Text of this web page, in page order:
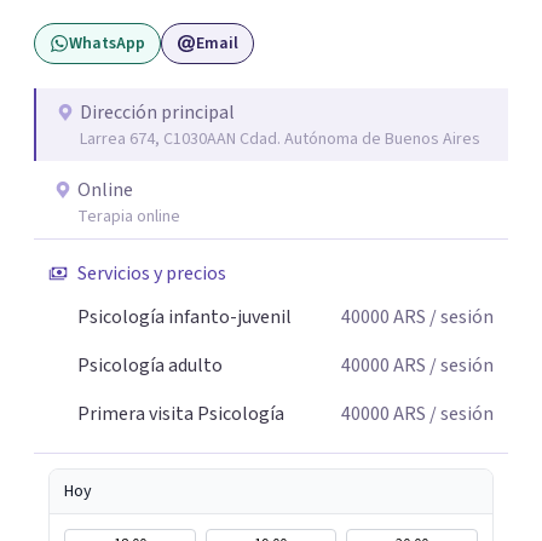
modos de malestar. La práctica analítica propone un
espacio de palabra donde cada sujeto pueda interrogar
construcción de una respuesta singular frente a su
malestar.
WhatsApp Email
Dirección principal
Larrea 674, C1030AAN Cdad. Autónoma de Buenos Aires
Online
Terapia online
Servicios y precios
Psicología infanto-juvenil
40000ARS / sesión
Psicología adulto
40000ARS / sesión
Primera visita Psicología
40000ARS / sesión
Hoy